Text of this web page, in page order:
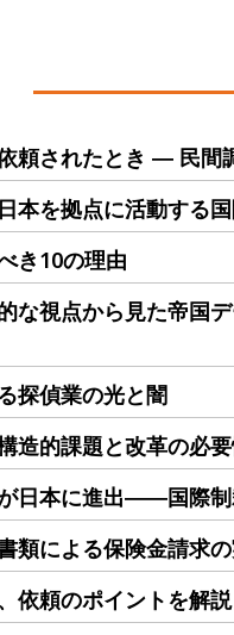
頼されたとき ― 民間
を拠点に活動する
き10の理由
な視点から見た帝国
探偵業の光と闇
造的課題と改革の必
日本に進出――国際
類による保険金請求
依頼のポイントを解説